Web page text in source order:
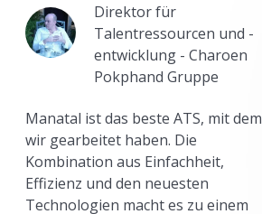
Direktor für
Talentressourcen und -
entwicklung - Charoen
Pokphand Gruppe
Manatal ist das beste ATS, mit dem
wir gearbeitet haben. Die
Kombination aus Einfachheit,
Effizienz und den neuesten
Technologien macht es zu einem